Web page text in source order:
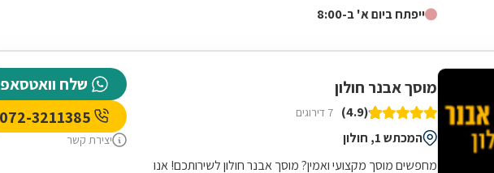
ייפתח ביום א' ב-8:00
מוסך אבנר חולון
(4.9) 7 דירוגים
המכתש 1, חולון
מחפשים מוסך מקצועי ואמין? מוסך אבנר חולון לשירותכם! אנו
שלח וואטסאפ
יצירת קשר